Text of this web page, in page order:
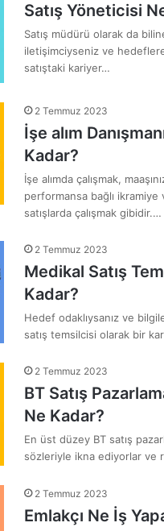
Satış Yöneticisi
Satış müdürü olarak da
iletişimciyseniz ve hedeflere
satıştaki kariyer…
2 Temmuz 2023
İşe alım
Kadar?
İşe alımda çalışmak,
performansa bağlı
satışlarda çalışmak gibidir.…
2 Temmuz 2023
Medikal Satış
Kadar?
Hedef odaklıysanız ve
satış temsilcisi olarak bir
2 Temmuz 2023
BT Satış
Ne Kadar?
En üst düzey BT satış
sözleriyle ikna ediyorlar ve
2 Temmuz 2023
Emlakçı Ne İş